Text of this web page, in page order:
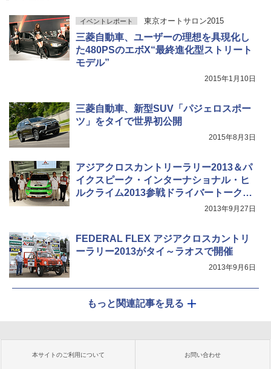
イベントレポート 東京オートサロン2015
三菱自動車、ユーザーの理想を具現化し
た480PSのエボX“最終進化型ストリート
モデル”
2015年1月10日
三菱自動車、新型SUV「パジェロスポー
ツ」をタイで世界初公開
2015年8月3日
アジアクロスカントリーラリー2013＆パ
イクスピーク・インターナショナル・ヒ
ルクライム2013参戦ドライバートークシ
2013年9月27日
FEDERAL FLEX アジアクロスカントリ
ーラリー2013がタイ～ラオスで開催
2013年9月6日
もっと関連記事を見る
本サイトのご利用について お問い合わせ